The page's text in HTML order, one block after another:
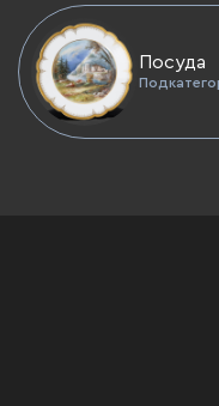
Посуда